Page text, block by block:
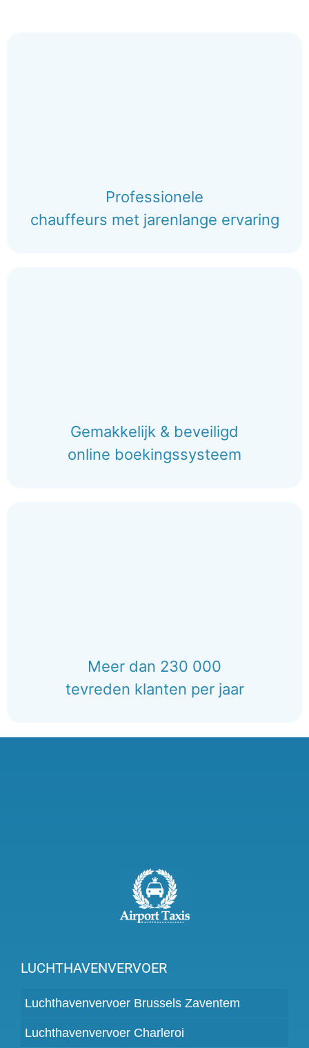
Professionele
chauffeurs met jarenlange ervaring
Gemakkelijk & beveiligd
online boekingssysteem
Meer dan 230 000
tevreden klanten per jaar
LUCHTHAVENVERVOER
Luchthavenvervoer Brussels Zaventem
Luchthavenvervoer Charleroi